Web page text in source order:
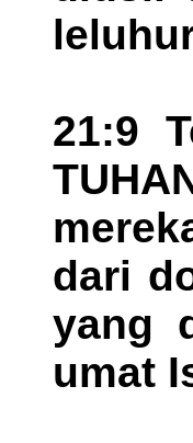
21:9
dari
yang
umat